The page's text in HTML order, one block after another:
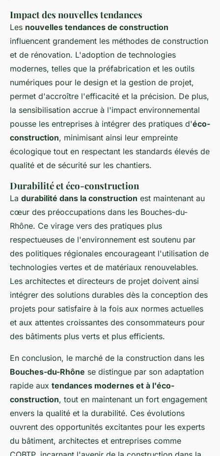
Impact des nouvelles tendances
Les nouvelles tendances de construction
influencent grandement les méthodes de construction
et de rénovation. L'adoption de technologies
modernes, telles que la préfabrication et les outils
numériques pour le design et la gestion de projet,
permet d'accroître l'efficacité et la précision. De plus,
la sensibilisation accrue à l'impact environnemental
pousse les entreprises à intégrer des pratiques d'éco-
construction, minimisant ainsi leur empreinte
écologique tout en respectant les standards élevés de
qualité et de sécurité sur les chantiers.
Durabilité et éco-construction
La durabilité dans la construction est maintenant au
cœur des préoccupations dans les Bouches-du-
Rhône. Ce virage vers des pratiques plus
respectueuses de l'environnement est soutenu par
des politiques régionales encourageant l'utilisation de
technologies vertes et de matériaux renouvelables.
Les architectes et directeurs de projet doivent ainsi
intégrer des solutions durables dès la conception des
projets pour satisfaire à la fois aux normes actuelles
et aux attentes croissantes des consommateurs pour
des bâtiments plus verts et plus efficients.
En conclusion, le marché de la construction dans les
Bouches-du-Rhône se distingue par son adaptation
rapide aux tendances modernes et à l'éco-
construction, tout en maintenant un fort engagement
envers la qualité et la durabilité. Ces évolutions
ouvrent des opportunités excitantes pour les experts
du bâtiment, architectes et entreprises comme